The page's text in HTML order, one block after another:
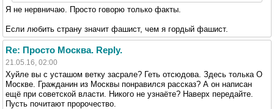
Я не нервничаю. Просто говорю только факты.
Если любить страну значит фашист, чем я гордый фашист.
Re: Просто Москва. Reply.
21.05.16, 02:00
Хуйле вы с усташом ветку засрале? Геть отсюдова. Здесь толька О
Москве. Гражданин из Москвы понравился рассказ? А он написан
ещё при советской власти. Никого не узнаёте? Наверх передайте.
Пусть почитают пророчество.